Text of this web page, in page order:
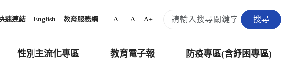
速連結 English 教育服務網 A- A A+ 搜尋
性別主流化專區 教育電子報 防疫專區(含紓困專區)